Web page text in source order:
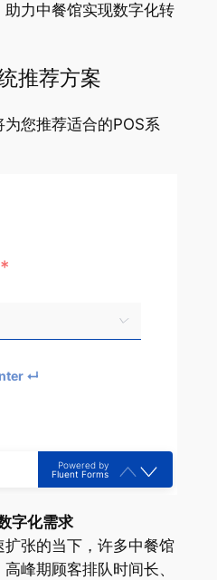
力中餐馆实现数字化转
推荐方案
您推荐适合的POS系
*
↵
Powered by
Fluent Forms
字化需求
张的当下，许多中餐馆
峰期顾客排队时间长、